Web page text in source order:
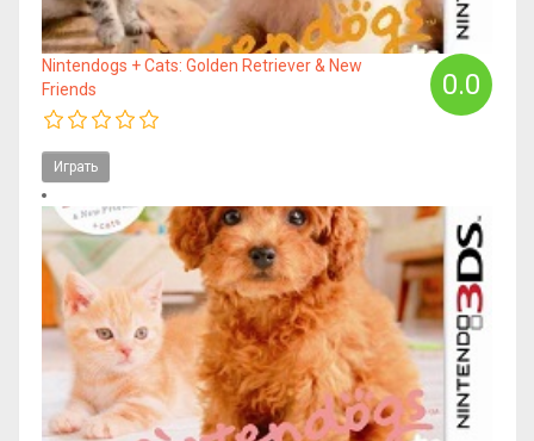
0.0
Nintendogs + Cats: Golden Retriever & New
Friends
Играть